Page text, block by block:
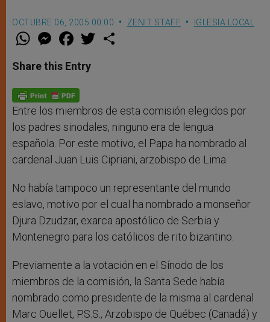
OCTUBRE 06, 2005 00:00 ZENIT STAFF IGLESIA LOCAL
W
t
s
p
p
M
e
s
e
g
e
r
F
a
e
b
o
k
w
Share this Entry
Entre los miembros de esta comisión elegidos por
los padres sinodales, ninguno era de lengua
española. Por este motivo, el Papa ha nombrado al
cardenal Juan Luis Cipriani, arzobispo de Lima.
No había tampoco un representante del mundo
eslavo, motivo por el cual ha nombrado a monseñor
Djura Dzudzar, exarca apostólico de Serbia y
Montenegro para los católicos de rito bizantino.
Previamente a la votación en el Sínodo de los
miembros de la comisión, la Santa Sede había
nombrado como presidente de la misma al cardenal
Marc Ouellet, P.S.S., Arzobispo de Québec (Canadá) y